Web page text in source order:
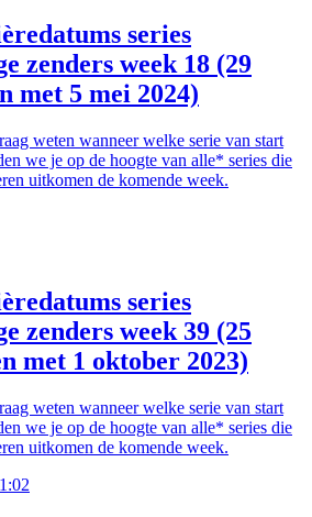
series
zenders week 18 (29
met 5 mei 2024)
weten wanneer welke serie van start
we je op de hoogte van alle* series die
uitkomen de komende week.
series
zenders week 39 (25
met 1 oktober 2023)
weten wanneer welke serie van start
we je op de hoogte van alle* series die
uitkomen de komende week.